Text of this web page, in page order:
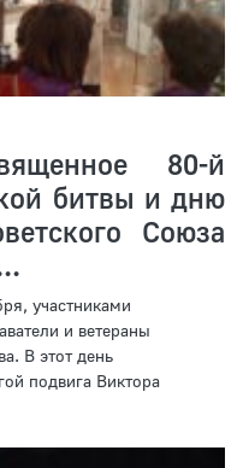
80-й
битвы и дню
Союза
участниками
и ветераны
В этот день
подвига Виктора